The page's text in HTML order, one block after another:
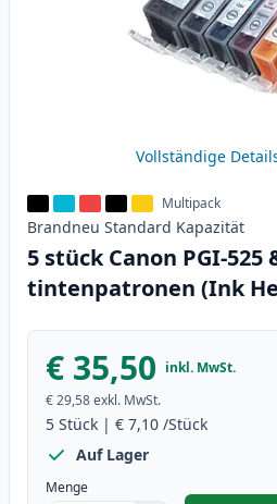
Vollständige
Multipack
Brandneu Standard Kapazität
5 stück Canon PGI-525
tintenpatronen (Ink
€ 35,50 inkl. MwSt.
€ 29,58exkl. MwSt.
5 Stück | € 7,10 /Stück
Auf Lager
Menge